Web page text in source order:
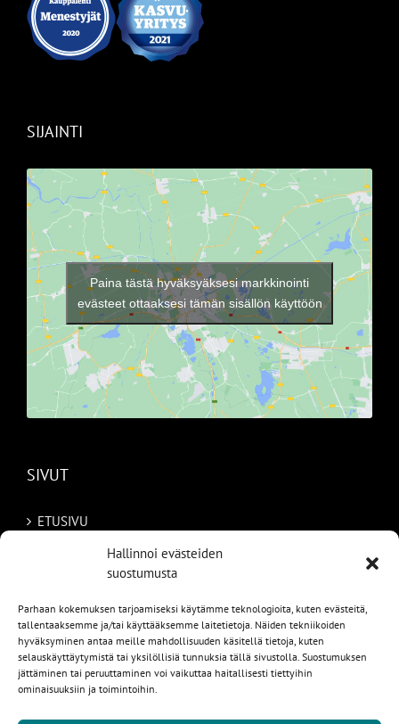
Hallinnoi evästeiden
suostumusta
Parhaan kokemuksen tarjoamiseksi käytämme teknologioita, kuten evästeitä,
tallentaaksemme ja/tai käyttääksemme laitetietoja. Näiden tekniikoiden
hyväksyminen antaa meille mahdollisuuden käsitellä tietoja, kuten
selauskäyttäytymistä tai yksilöllisiä tunnuksia tällä sivustolla. Suostumuksen
jättäminen tai peruuttaminen voi vaikuttaa haitallisesti tiettyihin
ominaisuuksiin ja toimintoihin.
SIJAINTI
Paina tästä hyväksyäksesi markkinointi
evästeet ottaaksesi tämän sisällön käyttöön
SIVUT
ETUSIVU
TILAA AUTO RUOTSISTA
PALVELUT